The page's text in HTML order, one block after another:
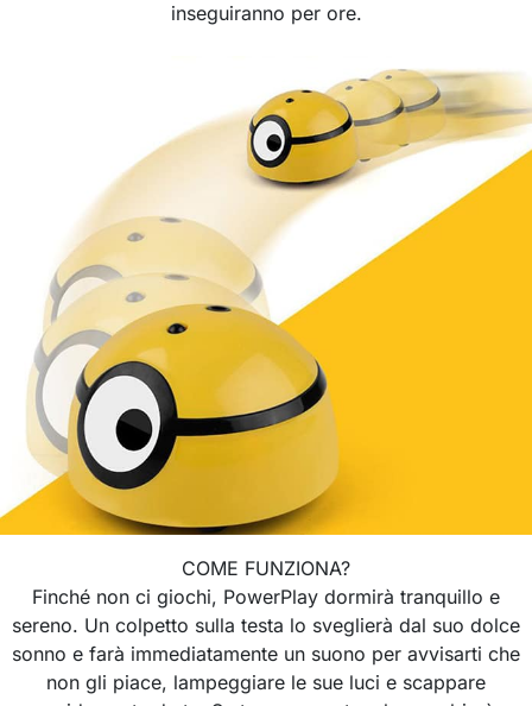
inseguiranno per ore.
COME FUNZIONA?
Finché non ci giochi, PowerPlay dormirà tranquillo e
sereno. Un colpetto sulla testa lo sveglierà dal suo dolce
sonno e farà immediatamente un suono per avvisarti che
non gli piace, lampeggiare le sue luci e scappare